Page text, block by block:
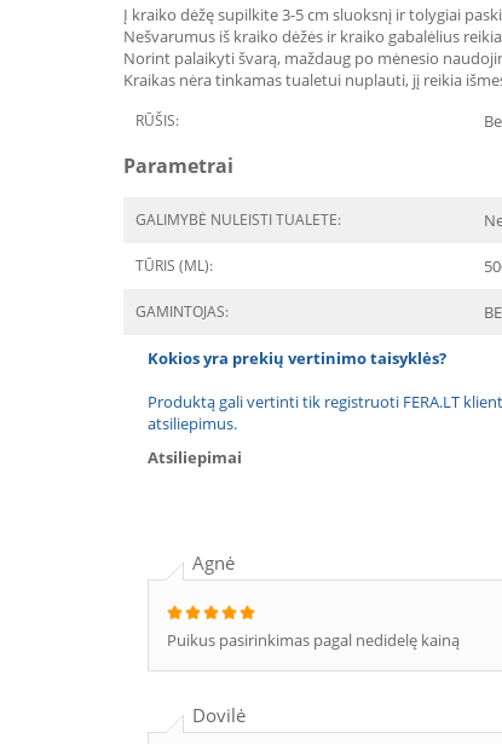
Į kraiko dėžę supilkite 3-5 cm sluoksnį ir tolygiai
Nešvarumus iš kraiko dėžės ir kraiko gabalėlius
Norint palaikyti švarą, maždaug po mėnesio
Kraikas nėra tinkamas tualetui nuplauti, jį reikia
RŪŠIS:
Parametrai
GALIMYBĖ NULEISTI TUALETE:
TŪRIS (ML):
GAMINTOJAS:
Kokios yra prekių vertinimo taisyklės?
Produktą gali vertinti tik registruoti FERA.LT
atsiliepimus.
Atsiliepimai
Agnė
Puikus pasirinkimas pagal nedidelę kainą
Dovilė